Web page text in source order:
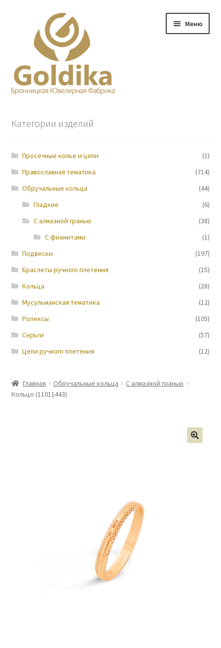
навигации
содержимому
Меню
Прайс-лист
Контакты
Новости
Категории изделий
Просечные колье и цепи
(1)
Православная тематика
(714)
Обручальные кольца
(44)
Гладкие
(6)
С алмазной гранью
(38)
С фианитами
(1)
Подвески
(197)
Браслеты ручного плетения
(15)
Кольца
(28)
Мусульманская тематика
(12)
Ролексы
(105)
Серьги
(57)
Цепи ручного плетения
(12)
Главная Обручальные кольца
С алмазной гранью
Кольцо (11011443)